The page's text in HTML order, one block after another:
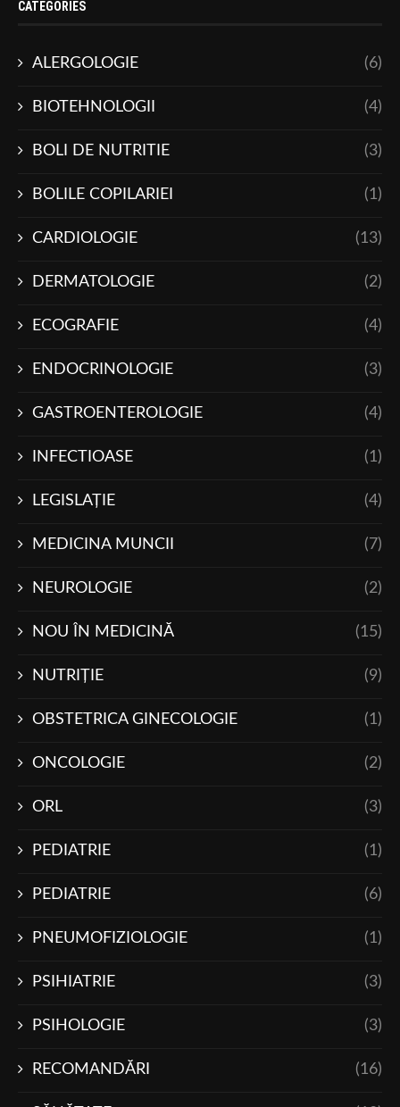
CATEGORIES
ALERGOLOGIE (6)
BIOTEHNOLOGII (4)
BOLI DE NUTRITIE (3)
BOLILE COPILARIEI (1)
CARDIOLOGIE (13)
DERMATOLOGIE (2)
ECOGRAFIE (4)
ENDOCRINOLOGIE (3)
GASTROENTEROLOGIE (4)
INFECTIOASE (1)
LEGISLAŢIE (4)
MEDICINA MUNCII (7)
NEUROLOGIE (2)
NOU ÎN MEDICINĂ (15)
NUTRIŢIE (9)
OBSTETRICA GINECOLOGIE (1)
ONCOLOGIE (2)
ORL (3)
PEDIATRIE (1)
PEDIATRIE (6)
PNEUMOFIZIOLOGIE (1)
PSIHIATRIE (3)
PSIHOLOGIE (3)
RECOMANDĂRI (16)